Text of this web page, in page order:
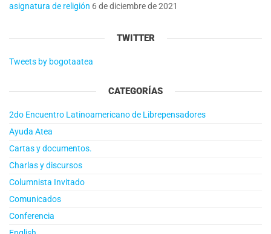
asignatura de religión 6 de diciembre de 2021
TWITTER
Tweets by bogotaatea
CATEGORÍAS
2do Encuentro Latinoamericano de Librepensadores
Ayuda Atea
Cartas y documentos.
Charlas y discursos
Columnista Invitado
Comunicados
Conferencia